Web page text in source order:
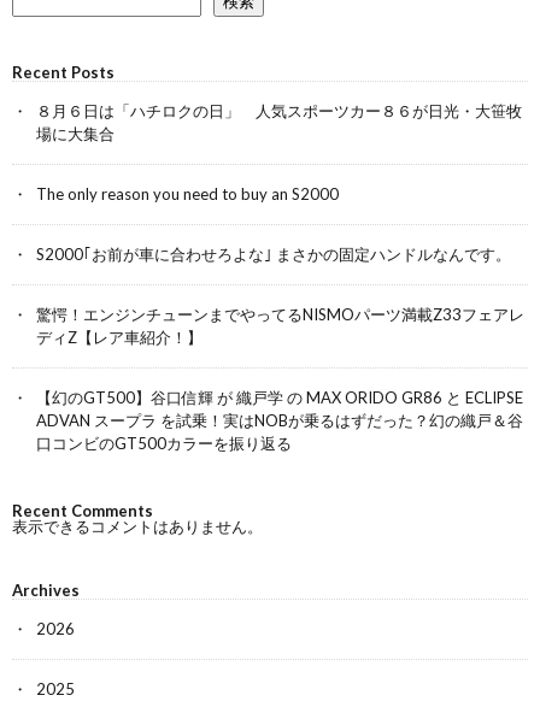
Recent Posts
８月６日は「ハチロクの日」 人気スポーツカー８６が日光・大笹牧
場に大集合
The only reason you need to buy an S2000
S2000｢お前が車に合わせろよな｣ まさかの固定ハンドルなんです。
驚愕！エンジンチューンまでやってるNISMOパーツ満載Z33フェアレ
ディZ【レア車紹介！】
【幻のGT500】谷口信輝 が 織戸学 の MAX ORIDO GR86 と ECLIPSE
ADVAN スープラ を試乗！実はNOBが乗るはずだった？幻の織戸＆谷
口コンビのGT500カラーを振り返る
Recent Comments
表示できるコメントはありません。
Archives
2026
2025